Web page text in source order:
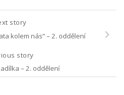
story
kolem nás“ – 2. oddělení
story
– 2. oddělení